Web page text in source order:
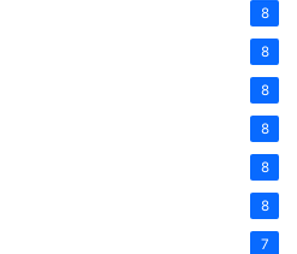
8
8
8
8
8
8
7